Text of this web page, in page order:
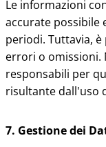
Le informazioni
accurate possibile
periodi. Tuttavia,
errori o omissioni.
responsabili per
risultante dall'uso
7. Gestione dei